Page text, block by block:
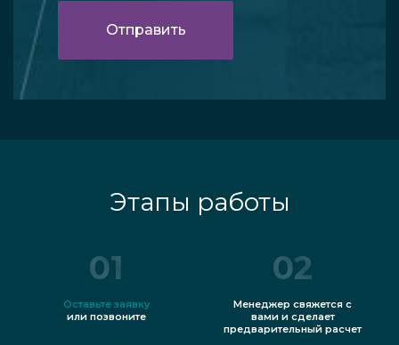
Этапы работы
01
Оставьте заявку
или позвоните
02
Менеджер свяжется с
вами и сделает
предварительный расчет